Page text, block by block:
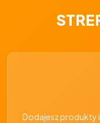
Dodajesz produkty